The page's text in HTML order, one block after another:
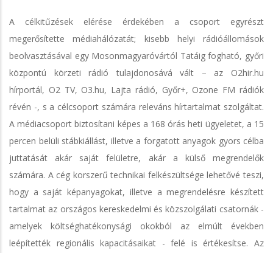
A célkitűzések elérése érdekében a csoport egyrészt
megerősítette médiahálózatát; kisebb helyi rádióállomások
beolvasztásával egy Mosonmagyaróvártól Tatáig fogható, győri
központú körzeti rádió tulajdonosává vált – az O2hir.hu
hírportál, O2 TV, O3.hu, Lajta rádió, Győr+, Ozone FM rádiók
révén -, s a célcsoport számára releváns hírtartalmat szolgáltat.
A médiacsoport biztosítani képes a 168 órás heti ügyeletet, a 15
percen belüli stábkiállást, illetve a forgatott anyagok gyors célba
juttatását akár saját felületre, akár a külső megrendelők
számára. A cég korszerű technikai felkészültsége lehetővé teszi,
hogy a saját képanyagokat, illetve a megrendelésre készített
tartalmat az országos kereskedelmi és közszolgálati csatornák -
amelyek költséghatékonysági okokból az elmúlt években
leépítették regionális kapacitásaikat - felé is értékesítse. Az